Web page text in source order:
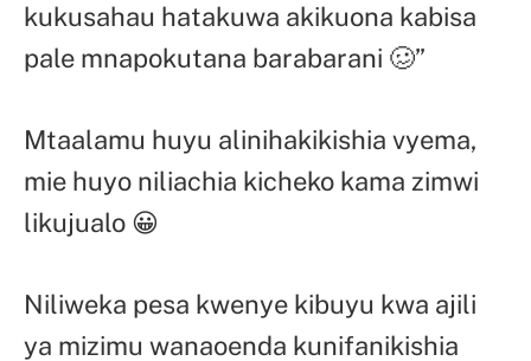
kukusahau hatakuwa akikuona kabisa
pale mnapokutana barabarani 🥴”
Mtaalamu huyu alinihakikishia vyema,
mie huyo niliachia kicheko kama zimwi
likujualo 😀
Niliweka pesa kwenye kibuyu kwa ajili
ya mizimu wanaoenda kunifanikishia